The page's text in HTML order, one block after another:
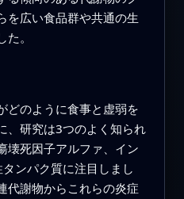
を広い食品群や共通の生
。
どのように食事と虚弱を
、研究は3つのよく知られ
壊死因子アルファ、イン
ンパク質に注目しまし
代謝物からこれらの炎症